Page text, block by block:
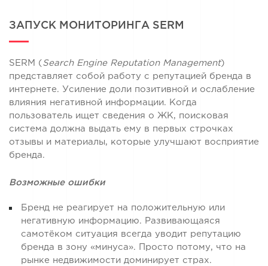
ЗАПУСК МОНИТОРИНГА SERM
SERM ( Search Engine Reputation Management)
представляет собой работу с репутацией бренда в
интернете. Усиление доли позитивной и ослабление
влияния негативной информации. Когда
пользователь ищет сведения о ЖК, поисковая
система должна выдать ему в первых строчках
отзывы и материалы, которые улучшают восприятие
бренда.
Возможные ошибки
Бренд не реагирует на положительную или
негативную информацию. Развивающаяся
самотёком ситуация всегда уводит репутацию
бренда в зону «минуса». Просто потому, что на
рынке недвижимости доминирует страх.